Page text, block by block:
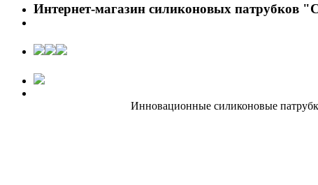
Интернет-магазин силиконовых патрубков
Инновационные силиконовые